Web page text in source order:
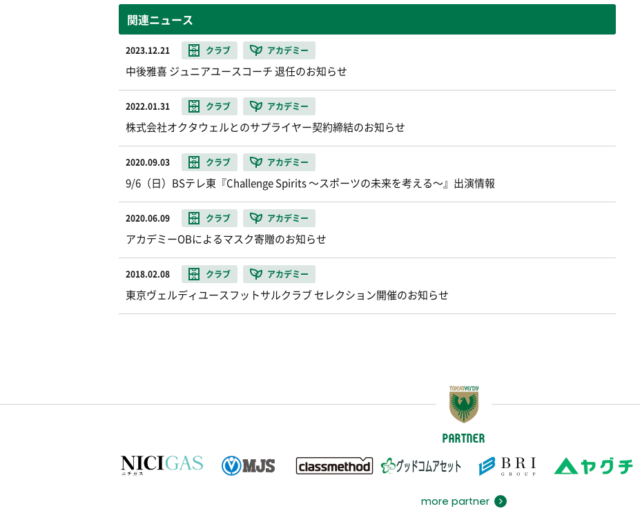
関連ニュース
2023.12.21 クラブ アカデミー
中後雅喜 ジュニアユースコーチ 退任のお知らせ
2022.01.31 クラブ アカデミー
株式会社オクタウェルとのサプライヤー契約締結のお知らせ
2020.09.03 クラブ アカデミー
9/6（日）BSテレ東『Challenge Spirits 〜スポーツの未来を考える〜』出演情報
2020.06.09 クラブ アカデミー
アカデミーOBによるマスク寄贈のお知らせ
2018.02.08 クラブ アカデミー
東京ヴェルディユースフットサルクラブ セレクション開催のお知らせ
PARTNER
more partner